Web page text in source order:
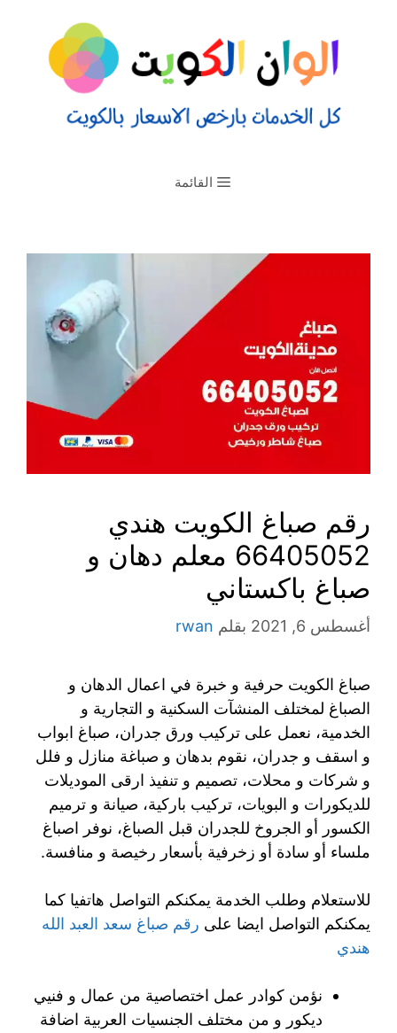
القائمة
رقم صباغ الكويت هندي
66405052 معلم دهان و
صباغ باكستاني
أغسطس 6, 2021 بقلم rwan
صباغ الكويت حرفية و خبرة في اعمال الدهان و
الصباغ لمختلف المنشآت السكنية و التجارية و
الخدمية، نعمل على تركيب ورق جدران، صباغ ابواب
و اسقف و جدران، نقوم بدهان و صباغة منازل و فلل
و شركات و محلات، تصميم و تنفيذ ارقى الموديلات
للديكورات و البويات، تركيب باركية، صيانة و ترميم
الكسور أو الجروخ للجدران قبل الصباغ، نوفر اصباغ
ملساء أو سادة أو زخرفية بأسعار رخيصة و منافسة.
للاستعلام وطلب الخدمة يمكنكم التواصل هاتفيا كما
يمكنكم التواصل ايضا على رقم صباغ سعد العبد الله
هندي
نؤمن كوادر عمل اختصاصية من عمال و فنيي
ديكور و من مختلف الجنسيات العربية اضافة